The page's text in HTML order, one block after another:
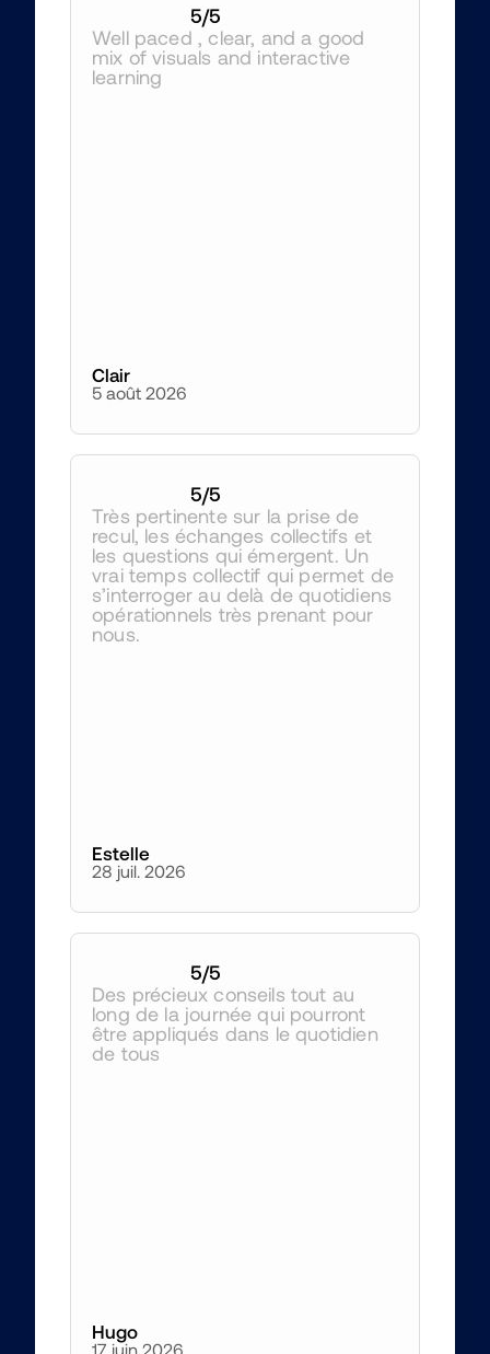
5/5
Well paced , clear, and a good
mix of visuals and interactive
learning
Clair
5 août 2026
5/5
Très pertinente sur la prise de
recul, les échanges collectifs et
les questions qui émergent. Un
vrai temps collectif qui permet de
s’interroger au delà de quotidiens
opérationnels très prenant pour
nous.
Estelle
28 juil. 2026
5/5
Des précieux conseils tout au
long de la journée qui pourront
être appliqués dans le quotidien
de tous
Hugo
17 juin 2026